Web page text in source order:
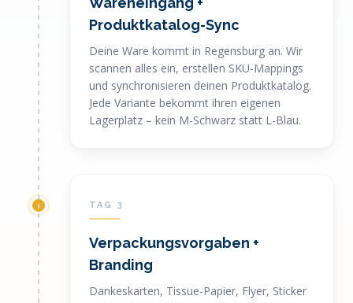
Produktkatalog-Sync
Deine Ware kommt in Regensburg an. Wir
scannen alles ein, erstellen SKU-Mappings
und synchronisieren deinen Produktkatalog.
Jede Variante bekommt ihren eigenen
Lagerplatz – kein M-Schwarz statt L-Blau.
TAG 3
Verpackungsvorgaben +
Branding
Dankeskarten, Tissue-Papier, Flyer, Sticker